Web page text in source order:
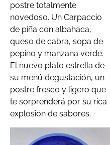
postre totalmente
novedoso. Un Carpaccio
de piña con albahaca,
queso de cabra, sopa de
pepino y manzana verde.
El nuevo plato estrella de
su menú degustación, un
postre fresco y ligero que
te sorprenderá por su rica
explosión de sabores.